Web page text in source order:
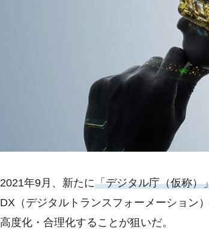
2021年9月、新たに「デジタル庁（仮称）
DX（デジタルトランスフォーメーション
高度化・合理化することが狙いだ。